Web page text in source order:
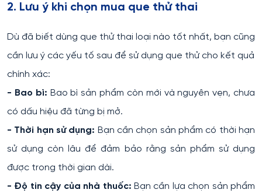
2. Lưu ý khi chọn mua que thử thai
Dù đã biết dùng que thử thai loại nào tốt nhất, bạn cũng
cần lưu ý các yếu tố sau để sử dụng que thử cho kết quả
chính xác:
- Bao bì: Bao bì sản phẩm còn mới và nguyên vẹn, chưa
có dấu hiệu đã từng bị mở.
- Thời hạn sử dụng: Bạn cần chọn sản phẩm có thời hạn
sử dụng còn lâu để đảm bảo rằng sản phẩm sử dụng
được trong thời gian dài.
- Độ tin cậy của nhà thuốc: Bạn cần lựa chọn sản phẩm